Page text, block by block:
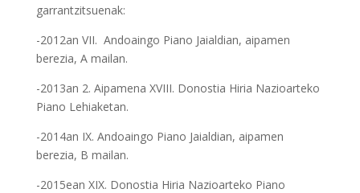
garrantzitsuenak:
-2012an VII. Andoaingo Piano Jaialdian, aipamen
berezia, A mailan.
-2013an 2. Aipamena XVIII. Donostia Hiria Nazioarteko
Piano Lehiaketan.
-2014an IX. Andoaingo Piano Jaialdian, aipamen
berezia, B mailan.
-2015ean XIX. Donostia Hiria Nazioarteko Piano